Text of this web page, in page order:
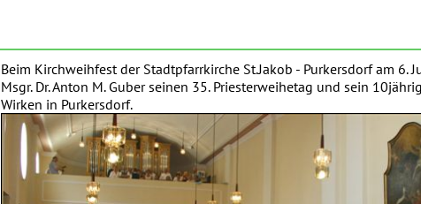
Beim Kirchweihfest der Stadtpfarrkirche St.Jakob - Purkersdorf am 6.
Msgr. Dr. Anton M. Guber seinen 35. Priesterweihetag und sein
Wirken in Purkersdorf.